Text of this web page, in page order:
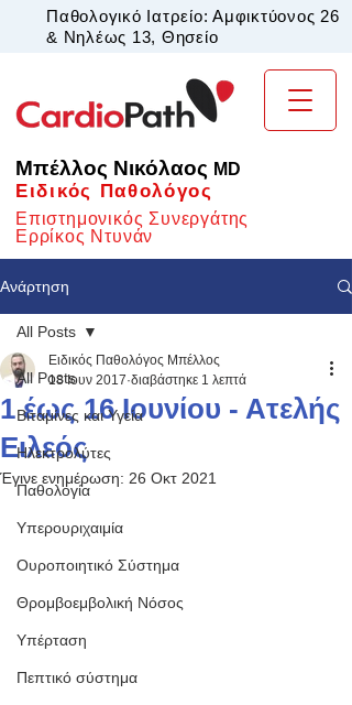
Παθολογικό Ιατρείο: Αμφικτύονος 26
& Νηλέως 13, Θησείο
Μπέλλος Νικόλαος MD
Ειδικός Παθολόγος
Επιστημονικός Συνεργάτης
Ερρίκος Ντυνάν
Ανάρτηση
All Posts
Βιταμίνες και Υγεία
Ηλεκτρολύτες
Παθολογία
Υπερουριχαιμία
Ουροποιητικό Σύστημα
Θρομβοεμβολική Νόσος
Υπέρταση
Πεπτικό σύστημα
All Posts
1 έως 16 Ιουνίου - Ατελής
Ειλεός
Ειδικός Παθολόγος Μπέλλος
18 Ιουν 2017 διαβάστηκε 1 λεπτά
Έγινε ενημέρωση: 26 Οκτ 2021